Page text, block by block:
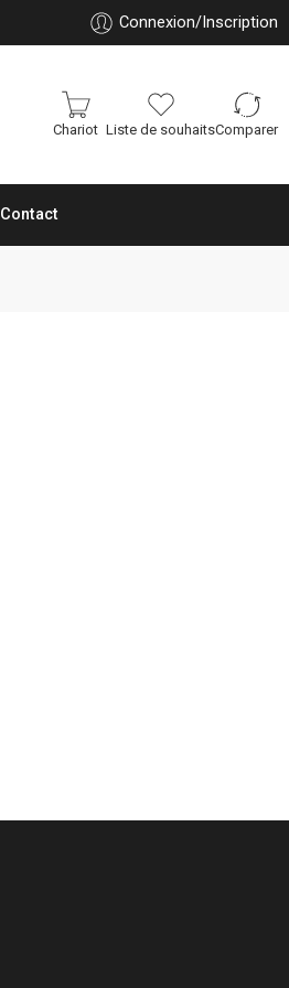
Connexion/Inscription
Chariot Liste de souhaitsComparer
Contact